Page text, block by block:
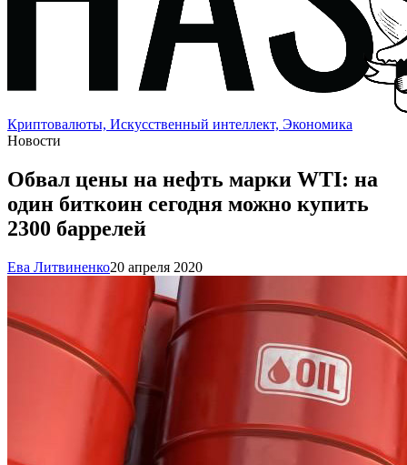
Криптовалюты, Искусственный интеллект, Экономика
Новости
Обвал цены на нефть марки WTI: на
один биткоин сегодня можно купить
2300 баррелей
Ева Литвиненко20 апреля 2020